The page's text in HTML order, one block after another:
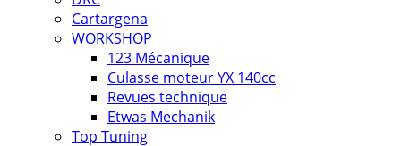
Cartargena
WORKSHOP
123 Mécanique
Culasse moteur YX 140cc
Revues technique
Etwas Mechanik
Top Tuning